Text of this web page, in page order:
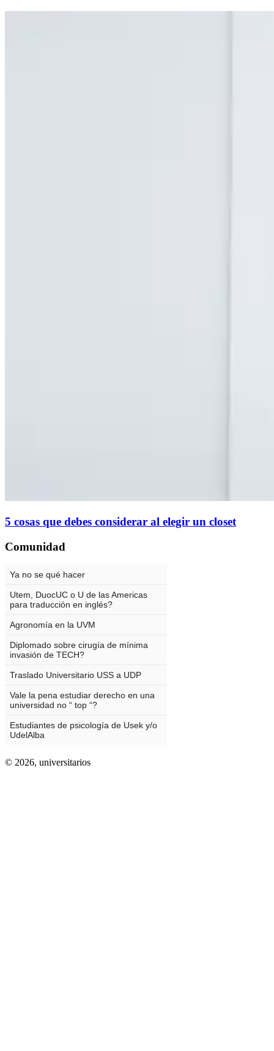
5 cosas que debes considerar al elegir un closet
Comunidad
© 2026, universitarios